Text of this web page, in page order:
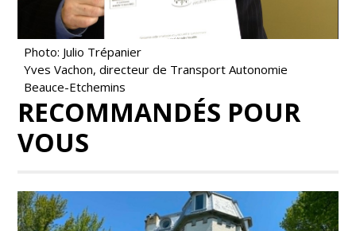
Photo: Julio Trépanier
Yves Vachon, directeur de Transport Autonomie
Beauce-Etchemins
RECOMMANDÉS POUR
VOUS